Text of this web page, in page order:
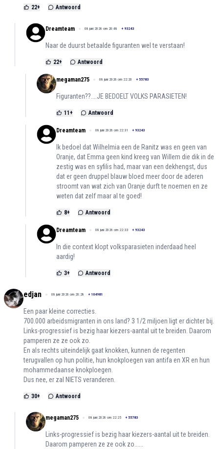
22+ Antwoord
Dreamteam 08 juni 2026 om 20:48 + 93243
Naar de duurst betaalde figuranten wel te verstaan!
22+ Antwoord
megaman275 08 juni 2026 om 22:20 + 55783
Figuranten??....JE BEDOELT VOLKS PARASIETEN!
11 + Antwoord
Dreamteam 08 juni 2026 om 22:31 + 93243
Ik bedoel dat Wilhelmia een de Ranitz was en geen van
Oranje, dat Emma geen kind kreeg van Willem die dik in de
zestig was en syfilis had, maar van een dekhengst, dus
dat er geen druppel blauw bloed meer door de aderen
stroomt van wat zich van Oranje durft te noemen en ze
weten dat zelf maar al te goed!
8+ Antwoord
Dreamteam 08 juni 2026 om 22:33 + 93243
In die context klopt volksparasieten inderdaad heel
aardig!
3+ Antwoord
edjan 08 juni 2026 om 20:28 + 104981
Een paar kleine correcties.
700.000 arbeidsmigranten in ons land? 3 1/2 miljoen ligt er dichter bij.
Links-progressief is bezig haar kiezers-aantal uit te breiden. Daarom
pamperen ze ze ook zo.
En als rechts uiteindelijk gaat knokken, kunnen de regenten
terugvallen op hun politie, hun knokploegen van antifa en XR en hun
mohammedaanse knokploegen.
Dus nee, er zal NIETS veranderen.
30+ Antwoord
megaman275 08 juni 2026 om 22:25 + 55783
Links-progressief is bezig haar kiezers-aantal uit te breiden.
Daarom pamperen ze ze ook zo......